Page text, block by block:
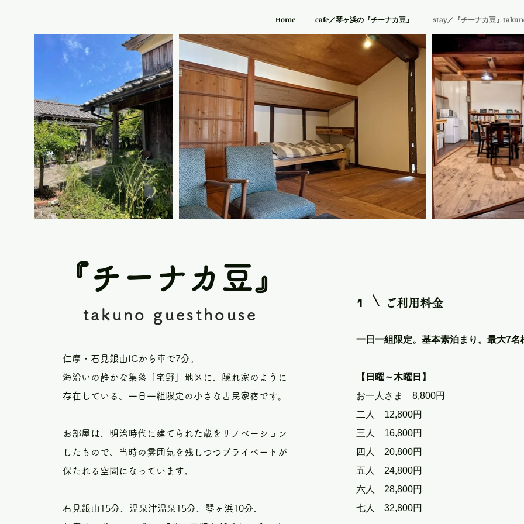
Home cafe／琴ヶ浜の『チーナカ豆』 stay／『チーナカ豆』
​『チーナカ豆』
​takuno guesthouse
仁摩・石見銀山ICから車で7分。
海沿いの静かな集落「宅野」地区に、隠れ家のように
存在している、一日一組限定の小さな古民家宿です。
お部屋は、明治時代に建てられた蔵をリノベーション
したもので、当時の雰囲気を残しつつプライベートが
保たれる空間になっています。
石見銀山15分、温泉津温泉15分、琴ヶ浜10分、
1 ご利用料金
一日一組限定。基本素泊まり。最大7名
【日曜～木曜日】
お一人さま 8,800円
二人 12,800円
三人 16,800円
四人 20,800円
五人 24,800円
六人 28,800円
七人 32,800円